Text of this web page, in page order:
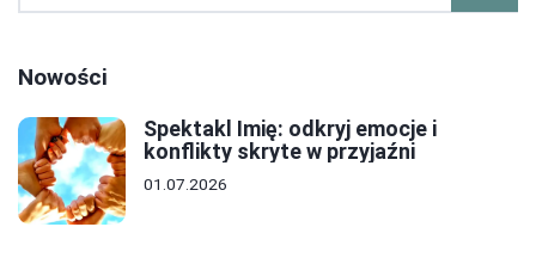
Nowości
Spektakl Imię: odkryj emocje i
konflikty skryte w przyjaźni
01.07.2026